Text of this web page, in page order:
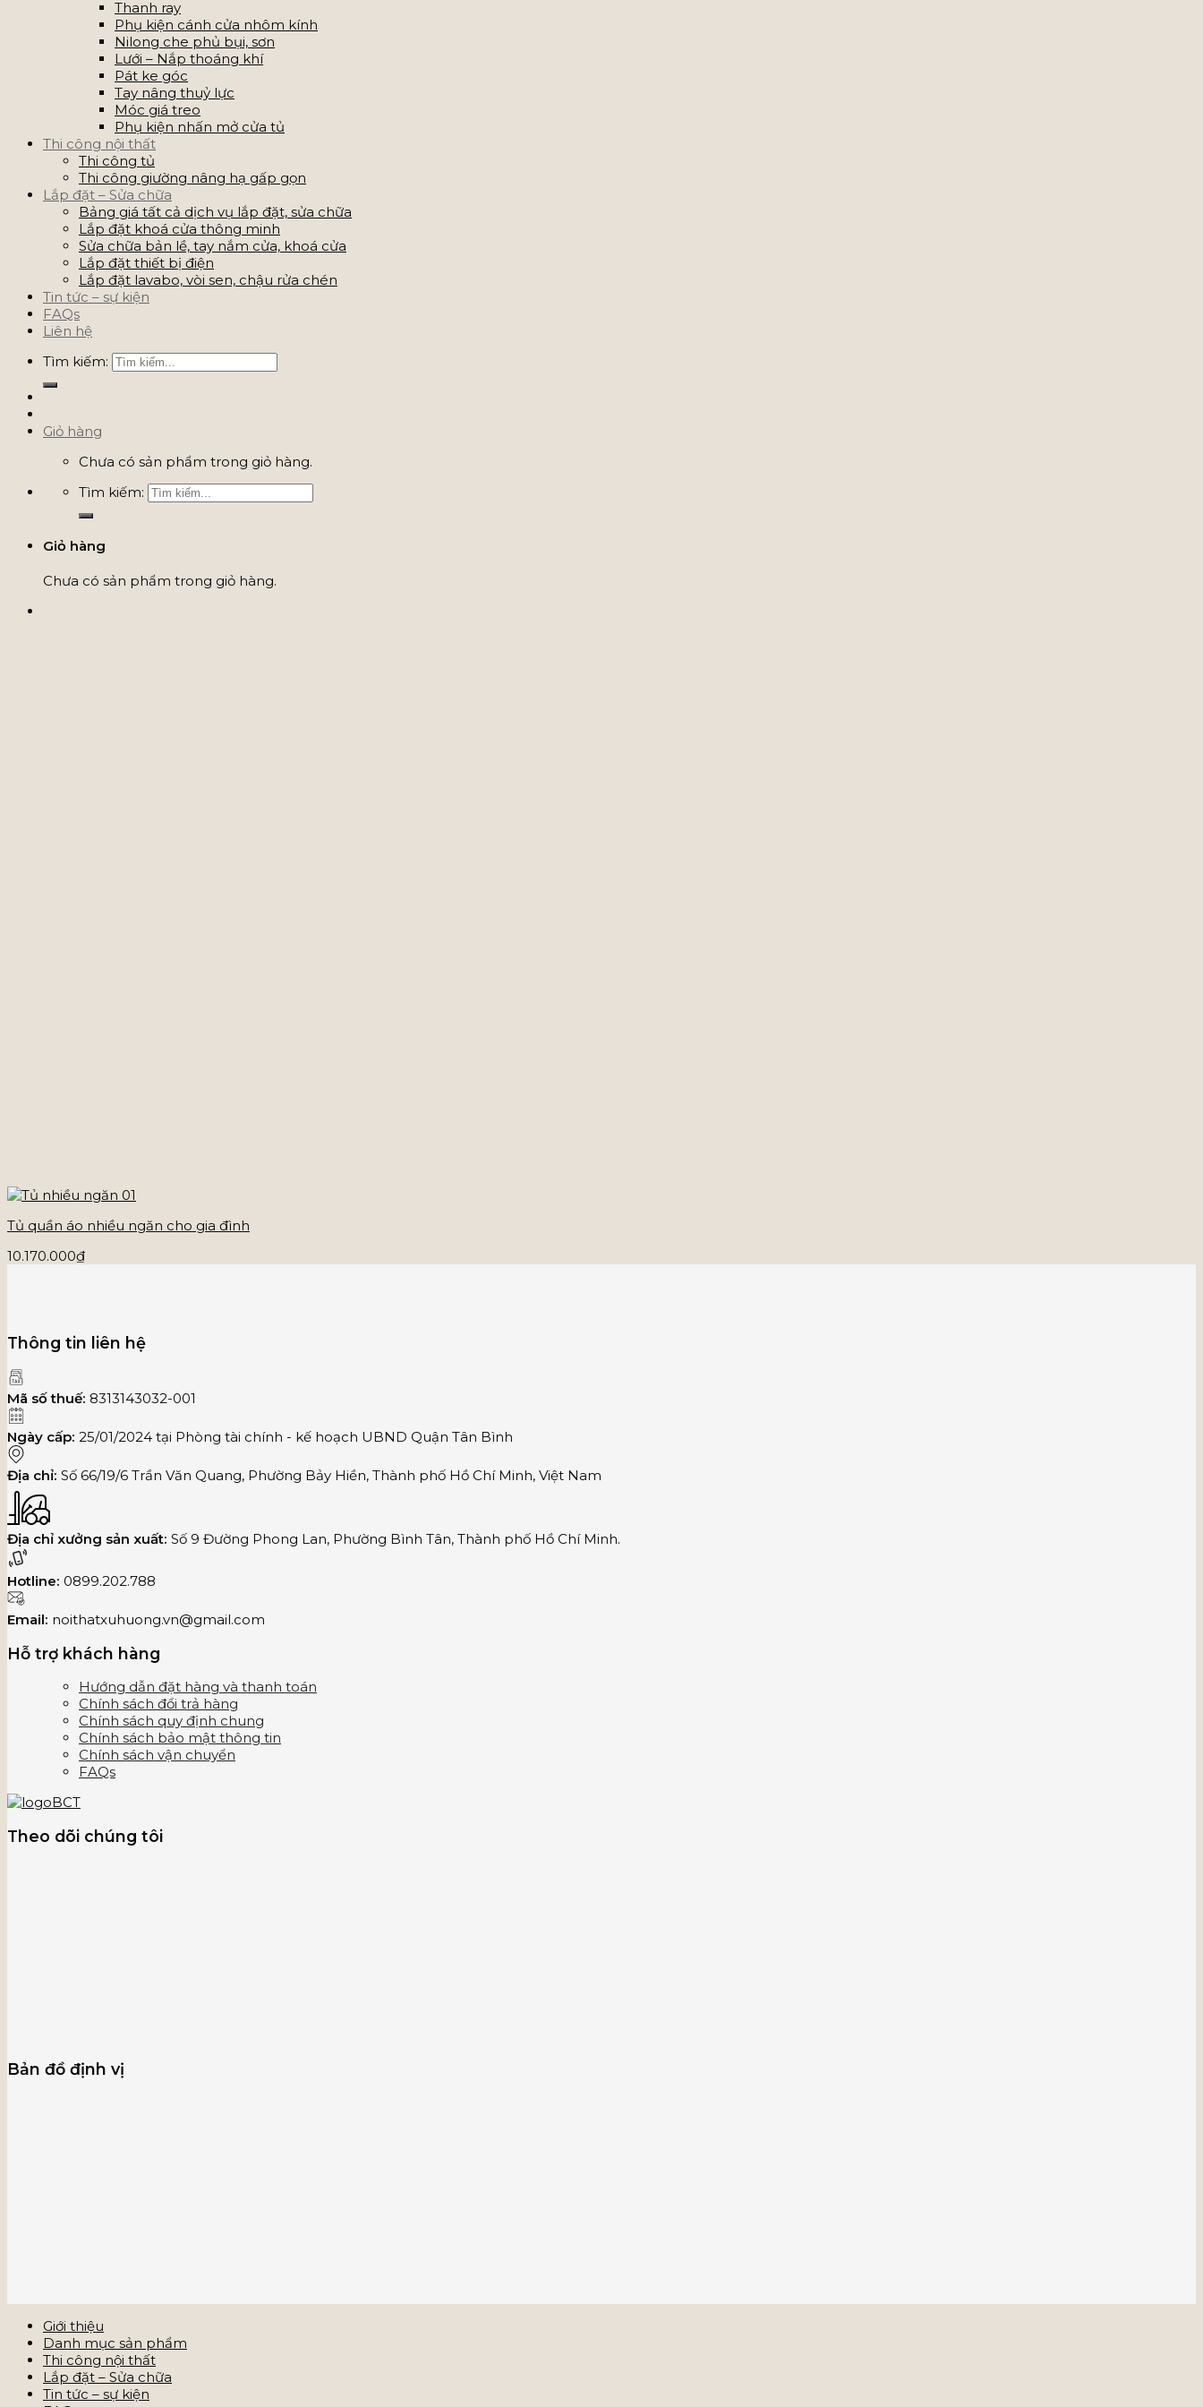
Thanh ray
Phụ kiện cánh cửa nhôm kính
Nilong che phủ bụi, sơn
Lưới – Nắp thoáng khí
Pát ke góc
Tay nâng thuỷ lực
Móc giá treo
Phụ kiện nhấn mở cửa tủ
Thi công nội thất
Thi công tủ
Thi công giường nâng hạ gấp gọn
Lắp đặt – Sửa chữa
Bảng giá tất cả dịch vụ lắp đặt, sửa chữa
Lắp đặt khoá cửa thông minh
Sửa chữa bản lề, tay nắm cửa, khoá cửa
Lắp đặt thiết bị điện
Lắp đặt lavabo, vòi sen, chậu rửa chén
Tin tức – sự kiện
FAQs
Liên hệ
Tìm kiếm:
Giỏ hàng
Chưa có sản phẩm trong giỏ hàng.
Tìm kiếm:
Giỏ hàng
Chưa có sản phẩm trong giỏ hàng.
Tủ quần áo nhiều ngăn cho gia đình
10.170.000₫
Thông tin liên hệ
Mã số thuế: 8313143032-001
Ngày cấp: 25/01/2024 tại Phòng tài chính - kế hoạch UBND Quận Tân Bình
Địa chỉ: Số 66/19/6 Trần Văn Quang, Phường Bảy Hiền, Thành phố Hồ Chí Minh, Việt Nam
Địa chỉ xưởng sản xuất: Số 9 Đường Phong Lan, Phường Bình Tân, Thành phố Hồ Chí Minh.
Hotline: 0899.202.788
Email: noithatxuhuong.vn@gmail.com
Hỗ trợ khách hàng
Hướng dẫn đặt hàng và thanh toán
Chính sách đổi trả hàng
Chính sách quy định chung
Chính sách bảo mật thông tin
Chính sách vận chuyển
FAQs
Theo dõi chúng tôi
Bản đồ định vị
Giới thiệu
Danh mục sản phẩm
Thi công nội thất
Lắp đặt – Sửa chữa
Tin tức – sự kiện